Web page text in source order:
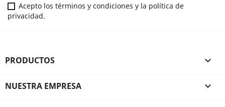
Acepto los términos y condiciones y la política de
privacidad.
PRODUCTOS 
NUESTRA EMPRESA 